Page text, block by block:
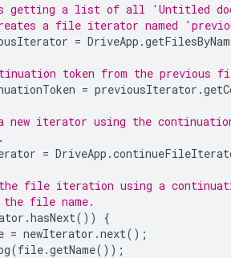
getting a list of all 'Untitled
a file iterator named
= DriveApp .
token from the previous
= previousIterator .
new iterator using the
= DriveApp .
the file iteration using a
the file name.
.hasNext())
{
= newIterator .next();
(file.getName());